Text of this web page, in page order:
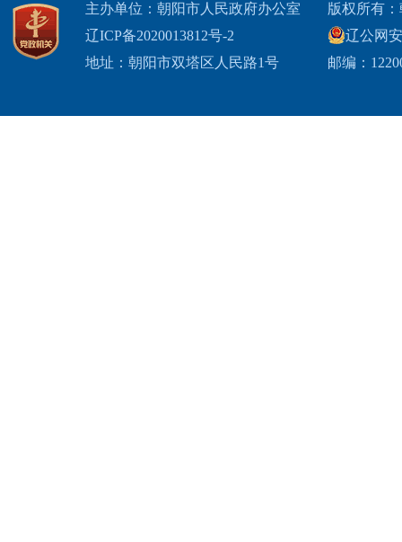
主办单位：朝阳市人民政府办公室
辽ICP备2020013812号-2
地址：朝阳市双塔区人民路1号
版权所有
辽公网
邮编：